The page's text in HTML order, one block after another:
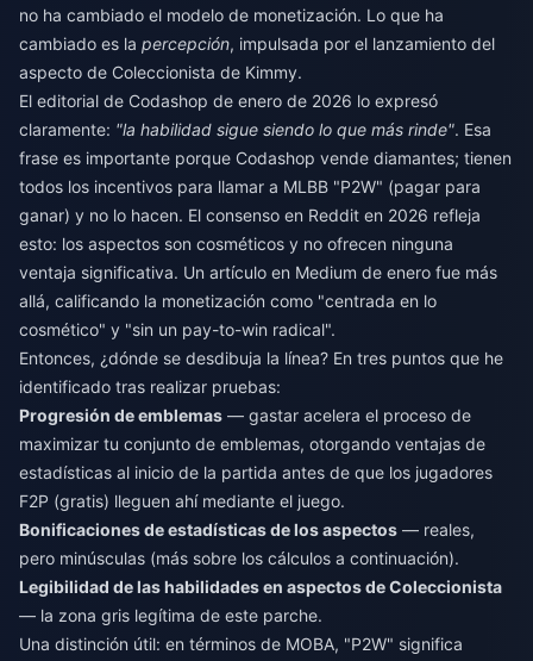
no ha cambiado el modelo de monetización. Lo que ha
cambiado es la percepción, impulsada por el lanzamiento del
aspecto de Coleccionista de Kimmy.
El editorial de Codashop de enero de 2026 lo expresó
claramente: "la habilidad sigue siendo lo que más rinde". Esa
frase es importante porque Codashop vende diamantes; tienen
todos los incentivos para llamar a MLBB "P2W" (pagar para
ganar) y no lo hacen. El consenso en Reddit en 2026 refleja
esto: los aspectos son cosméticos y no ofrecen ninguna
ventaja significativa. Un artículo en Medium de enero fue más
allá, calificando la monetización como "centrada en lo
cosmético" y "sin un pay-to-win radical".
Entonces, ¿dónde se desdibuja la línea? En tres puntos que he
identificado tras realizar pruebas:
Progresión de emblemas — gastar acelera el proceso de
maximizar tu conjunto de emblemas, otorgando ventajas de
estadísticas al inicio de la partida antes de que los jugadores
F2P (gratis) lleguen ahí mediante el juego.
Bonificaciones de estadísticas de los aspectos — reales,
pero minúsculas (más sobre los cálculos a continuación).
Legibilidad de las habilidades en aspectos de Coleccionista
— la zona gris legítima de este parche.
Una distinción útil: en términos de MOBA, "P2W" significa